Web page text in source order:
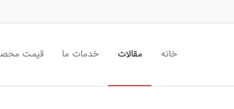
خانه مقالات خدمات ما قیمت